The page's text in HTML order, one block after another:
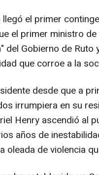
el primer
el primer ministro
del Gobierno de Ruto
que corroe a la
desde que a
irrumpiera en su
Henry ascendió al
años de
oleada de violencia